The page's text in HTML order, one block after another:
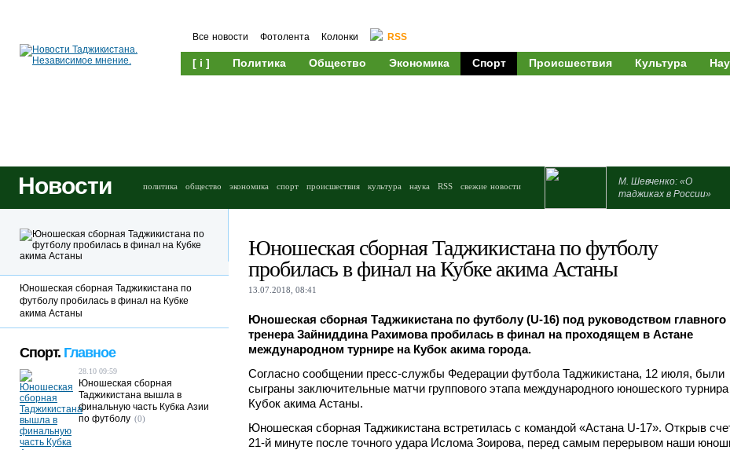
Все новости Фотолента Колонки RSS
[ i ] Политика Общество Экономика Спорт Происшествия Культура
Новости политика общество экономика спорт происшествия культура наука RSS свежие новости
М. Шевченко: «О
таджиках в России»
Юношеская сборная Таджикистана по футболу
пробилась в финал на Кубке акима Астаны
13.07.2018, 08:41
Юношеская сборная Таджикистана по футболу (U-16) под руководством главного
тренера Зайниддина Рахимова пробилась в финал на проходящем в Астане
международном турнире на Кубок акима города.
Согласно сообщении пресс-службы Федерации футбола Таджикистана, 12 июля, были
сыграны заключительные матчи группового этапа международного юношеского
Кубок акима Астаны.
Юношеская сборная Таджикистана встретилась с командой «Астана U-17». Открыв
21-й минуте после точного удара Ислома Зоирова, перед самым перерывом наши
Юношеская сборная Таджикистана по
футболу пробилась в финал на Кубке
акима Астаны
Спорт. Главное
28.10 09:59
Юношеская сборная
Таджикистана вышла в
финальную часть Кубка Азии
по футболу (0)